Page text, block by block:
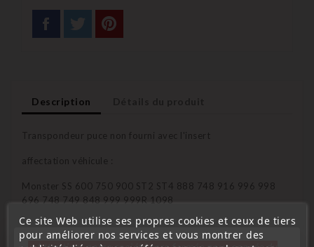
Description
Transpondeur puce non fourni avec l'insert
affectation véhicule :
Monster SS 600 750 900 ST2 ST4 888 748 916 996 998
696 748 749 848 999 999R 1098
Ce site Web utilise ses propres cookies et ceux de tiers
pour améliorer nos services et vous montrer des